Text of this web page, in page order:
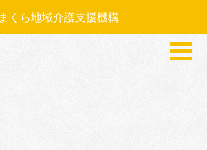
くら地域介護支援機構